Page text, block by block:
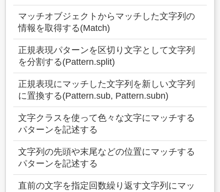
マッチオブジェクトからマッチした文字列の
情報を取得する(Match)
正規表現パターンを区切り文字として文字列
を分割する(Pattern.split)
正規表現にマッチした文字列を新しい文字列
に置換する(Pattern.sub, Pattern.subn)
文字クラスを使って色々な文字にマッチする
パターンを記述する
文字列の先頭や末尾などの位置にマッチする
パターンを記述する
直前の文字を指定回数繰り返す文字列にマッ